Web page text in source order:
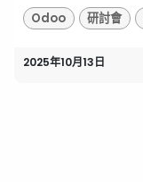
Odoo
研討會
2025年10月13日